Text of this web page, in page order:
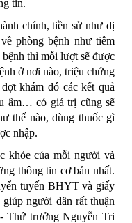
tin.
chính, tiền sử như dị
phòng bệnh như tiêm
thì mỗi lượt sẽ được
ở nơi nào, triệu chứng
khám đó các kết quả
âm… có giá trị cũng sẽ
thế nào, dùng thuốc gì
nhập.
khỏe của mỗi người và
thông tin cơ bản nhất.
tuyến BHYT và giấy
người dân rất thuận
Thứ trưởng Nguyễn Tri